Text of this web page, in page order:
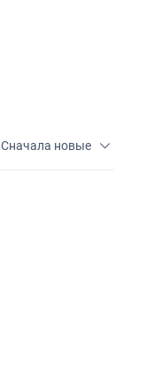
Сначала новые